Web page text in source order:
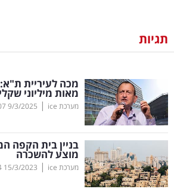
וצרכנות
דיגיטל
וטק
שיווק
ופרסום
משפט
תגיות
מכה לעיריית
מאות מיליוני
מערכת ice |
9/3/2025
בניין בית הקפה
מוצע להשכרה
מערכת ice |
15/3/2023